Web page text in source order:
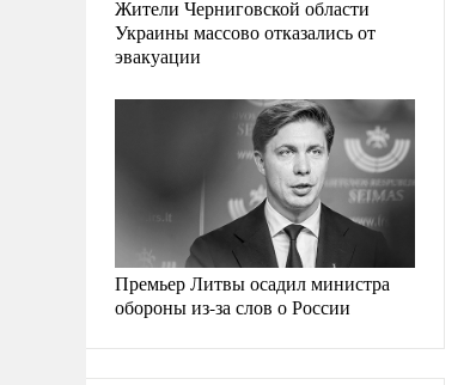
Жители Черниговской области
Украины массово отказались от
эвакуации
Премьер Литвы осадил министра
обороны из-за слов о России
что не желает быть «козлом отпущения» и что со стороны ГСЧС